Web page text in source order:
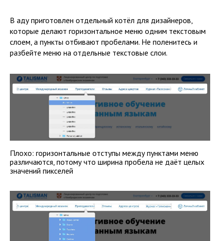
В аду приготовлен отдельный котёл для дизайнеров,
которые делают горизонтальное меню одним текстовым
слоем, а пункты отбивают пробелами. Не поленитесь и
разбейте меню на отдельные текстовые слои.
Плохо: горизонтальные отступы между пунктами меню
различаются, потому что ширина пробела не даёт целых
значений пикселей